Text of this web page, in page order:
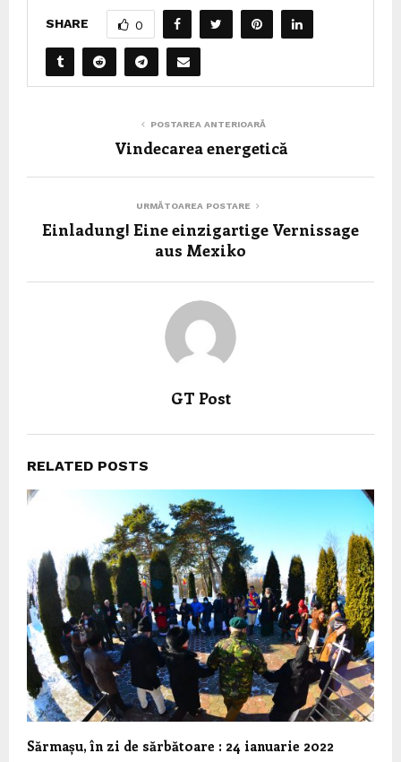
SHARE 0
POSTAREA ANTERIOARĂ
Vindecarea energetică
URMĂTOAREA POSTARE
Einladung! Eine einzigartige Vernissage
aus Mexiko
GT Post
RELATED POSTS
Sărmașu, în zi de sărbătoare : 24 ianuarie 2022